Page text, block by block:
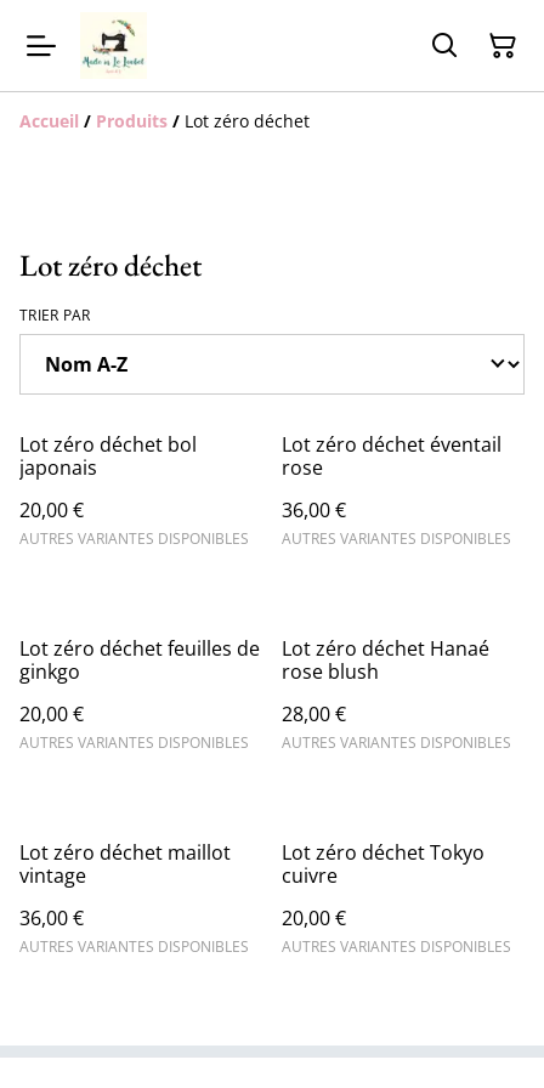
Accueil / Produits / Lot zéro déchet
Lot zéro déchet
TRIER PAR
Lot zéro déchet bol
japonais
20,00 €
AUTRES VARIANTES DISPONIBLES
Lot zéro déchet éventail
rose
36,00 €
AUTRES VARIANTES DISPONIBLES
Lot zéro déchet feuilles de
ginkgo
20,00 €
AUTRES VARIANTES DISPONIBLES
Lot zéro déchet Hanaé
rose blush
28,00 €
AUTRES VARIANTES DISPONIBLES
Lot zéro déchet maillot
vintage
36,00 €
AUTRES VARIANTES DISPONIBLES
Lot zéro déchet Tokyo
cuivre
20,00 €
AUTRES VARIANTES DISPONIBLES